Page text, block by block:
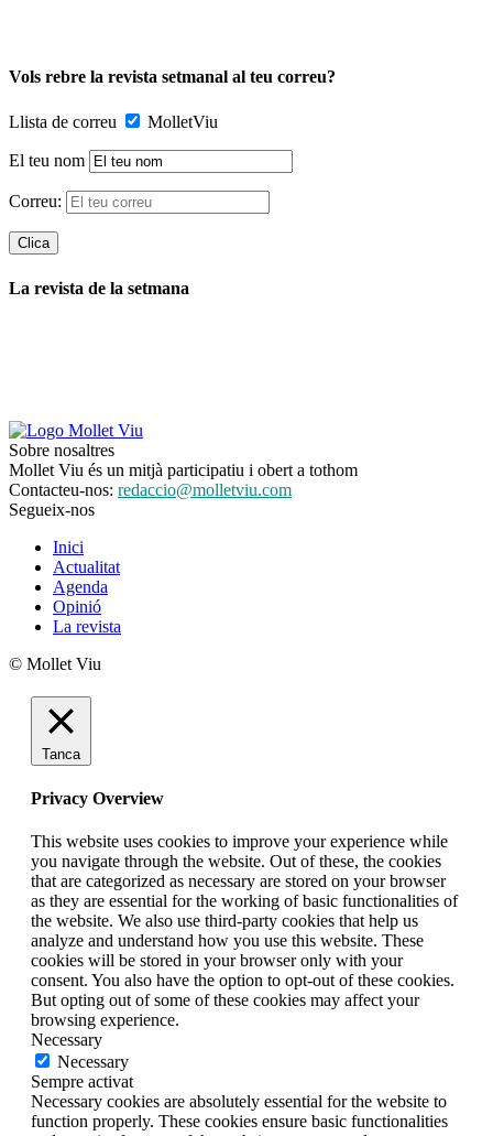
Vols rebre la revista setmanal al teu correu?
Llista de correu MolletViu
El teu nom
Correu:
La revista de la setmana
Sobre nosaltres
Mollet Viu és un mitjà participatiu i obert a tothom
Contacteu-nos: redaccio@molletviu.com
Segueix-nos
Inici
Actualitat
Agenda
Opinió
La revista
© Mollet Viu
Tanca
Privacy Overview
This website uses cookies to improve your experience while
you navigate through the website. Out of these, the cookies
that are categorized as necessary are stored on your browser
as they are essential for the working of basic functionalities of
the website. We also use third-party cookies that help us
analyze and understand how you use this website. These
cookies will be stored in your browser only with your
consent. You also have the option to opt-out of these cookies.
But opting out of some of these cookies may affect your
browsing experience.
Necessary
Necessary
Sempre activat
Necessary cookies are absolutely essential for the website to
function properly. These cookies ensure basic functionalities